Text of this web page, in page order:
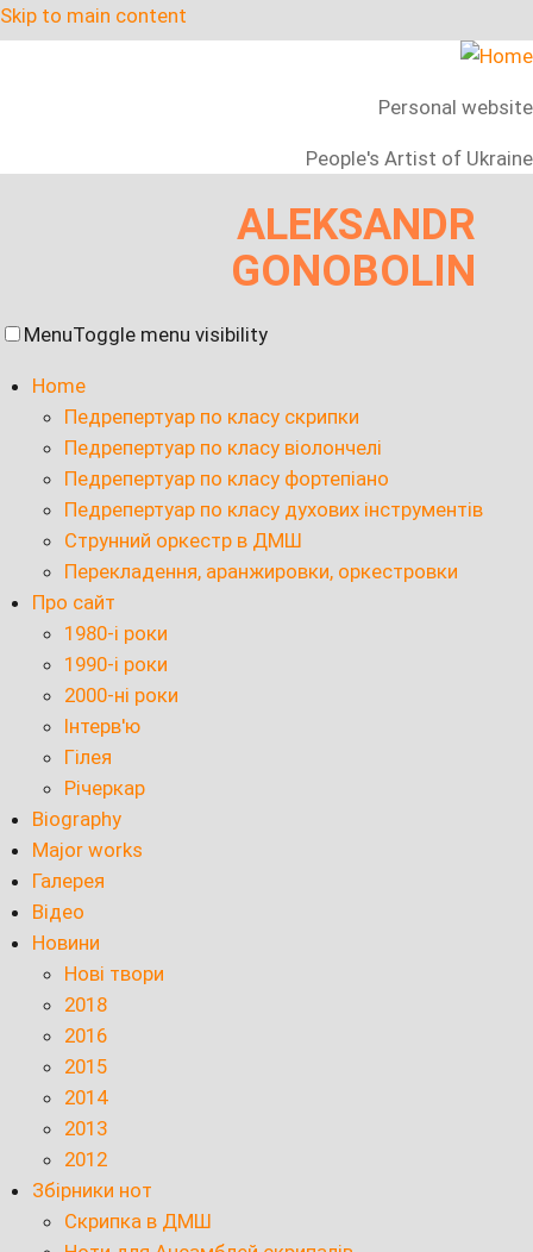
Skip to main content
Personal website
People's Artist of Ukraine
ALEKSANDR
GONOBOLIN
MenuToggle menu visibility
Home
Педрепертуар по класу скрипки
Педрепертуар по класу віолончелі
Педрепертуар по класу фортепіано
Педрепертуар по класу духових інструментів
Струнний оркестр в ДМШ
Перекладення, аранжировки, оркестровки
Про сайт
1980-і роки
1990-і роки
2000-ні роки
Інтерв'ю
Гілея
Річеркар
Biography
Major works
Галерея
Відео
Новини
Нові твори
2018
2016
2015
2014
2013
2012
Збірники нот
Скрипка в ДМШ